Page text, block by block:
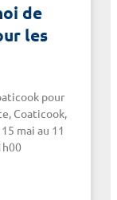
de
les
pour
Coaticook,
mai au 11